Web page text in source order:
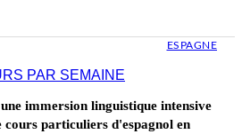
ESPAGNE
PAR SEMAINE
immersion linguistique intensive
particuliers d'espagnol en